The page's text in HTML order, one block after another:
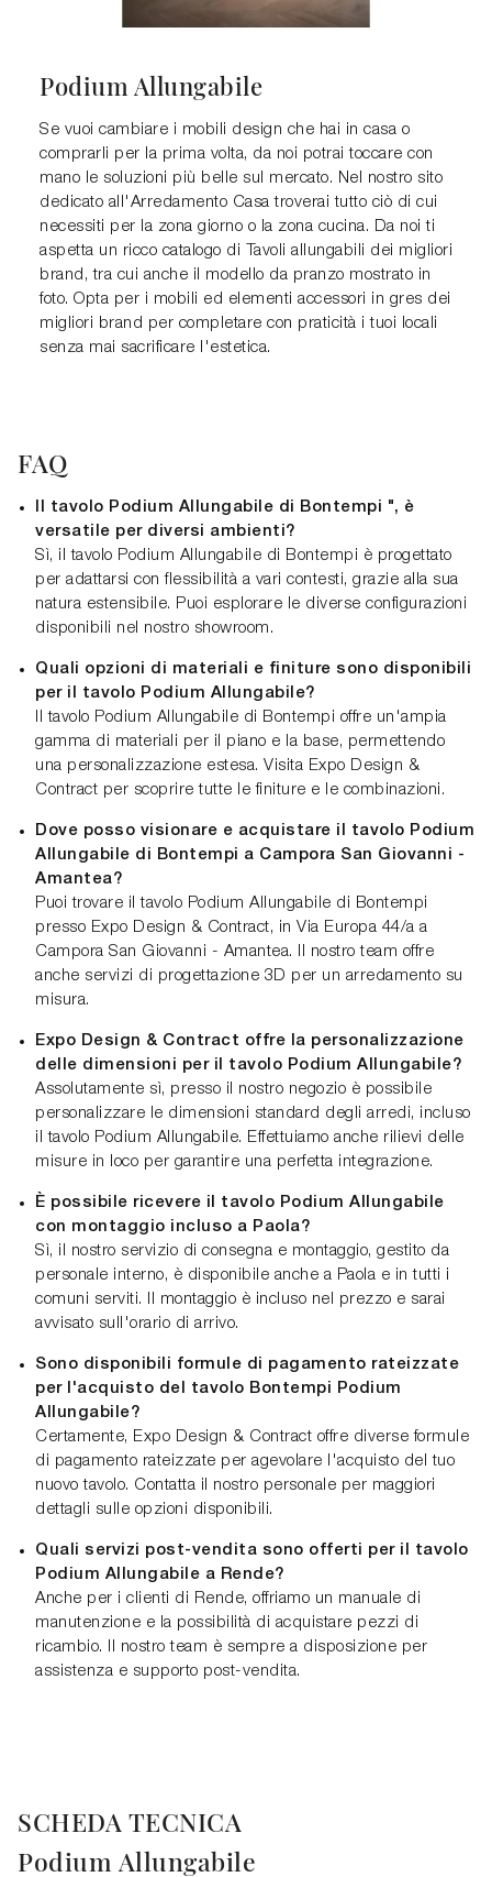
Podium Allungabile
Se vuoi cambiare i mobili design che hai in casa o
comprarli per la prima volta, da noi potrai toccare con
mano le soluzioni più belle sul mercato. Nel nostro sito
dedicato all'Arredamento Casa troverai tutto ciò di cui
necessiti per la zona giorno o la zona cucina. Da noi ti
aspetta un ricco catalogo di Tavoli allungabili dei migliori
brand, tra cui anche il modello da pranzo mostrato in
foto. Opta per i mobili ed elementi accessori in gres dei
migliori brand per completare con praticità i tuoi locali
senza mai sacrificare l'estetica.
FAQ
Il tavolo Podium Allungabile di Bontempi ", è
versatile per diversi ambienti?
Sì, il tavolo Podium Allungabile di Bontempi è progettato
per adattarsi con flessibilità a vari contesti, grazie alla sua
natura estensibile. Puoi esplorare le diverse configurazioni
disponibili nel nostro showroom.
Quali opzioni di materiali e finiture sono disponibili
per il tavolo Podium Allungabile?
Il tavolo Podium Allungabile di Bontempi offre un'ampia
gamma di materiali per il piano e la base, permettendo
una personalizzazione estesa. Visita Expo Design &
Contract per scoprire tutte le finiture e le combinazioni.
Dove posso visionare e acquistare il tavolo Podium
Allungabile di Bontempi a Campora San Giovanni -
Amantea?
Puoi trovare il tavolo Podium Allungabile di Bontempi
presso Expo Design & Contract, in Via Europa 44/a a
Campora San Giovanni - Amantea. Il nostro team offre
anche servizi di progettazione 3D per un arredamento su
misura.
Expo Design & Contract offre la personalizzazione
delle dimensioni per il tavolo Podium Allungabile?
Assolutamente sì, presso il nostro negozio è possibile
personalizzare le dimensioni standard degli arredi, incluso
il tavolo Podium Allungabile. Effettuiamo anche rilievi delle
misure in loco per garantire una perfetta integrazione.
È possibile ricevere il tavolo Podium Allungabile
con montaggio incluso a Paola?
Sì, il nostro servizio di consegna e montaggio, gestito da
personale interno, è disponibile anche a Paola e in tutti i
comuni serviti. Il montaggio è incluso nel prezzo e sarai
avvisato sull'orario di arrivo.
Sono disponibili formule di pagamento rateizzate
per l'acquisto del tavolo Bontempi Podium
Allungabile?
Certamente, Expo Design & Contract offre diverse formule
di pagamento rateizzate per agevolare l'acquisto del tuo
nuovo tavolo. Contatta il nostro personale per maggiori
dettagli sulle opzioni disponibili.
Quali servizi post-vendita sono offerti per il tavolo
Podium Allungabile a Rende?
Anche per i clienti di Rende, offriamo un manuale di
manutenzione e la possibilità di acquistare pezzi di
ricambio. Il nostro team è sempre a disposizione per
assistenza e supporto post-vendita.
SCHEDA TECNICA
Podium Allungabile